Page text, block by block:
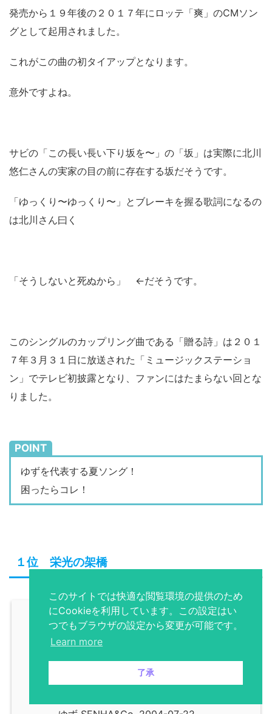
発売から１９年後の２０１７年にロッテ「爽」のCMソン
グとして起用されました。
これがこの曲の初タイアップとなります。
意外ですよね。
サビの「この長い長い下り坂を〜」の「坂」は実際に北川
悠仁さんの実家の目の前に存在する坂だそうです。
「ゆっくり〜ゆっくり〜」とブレーキを握る歌詞になるの
は北川さん曰く
「そうしないと死ぬから」 ←だそうです。
このシングルのカップリング曲である「贈る詩」は２０１
７年３月３１日に放送された「ミュージックステーショ
ン」でテレビ初披露となり、ファンにはたまらない回とな
りました。
POINT
ゆずを代表する夏ソング！
困ったらコレ！
１位 栄光の架橋
このサイトでは快適な閲覧環境の提供のため
にCookieを利用しています。この設定はい
つでもブラウザの設定から変更が可能です。
Learn more
了承